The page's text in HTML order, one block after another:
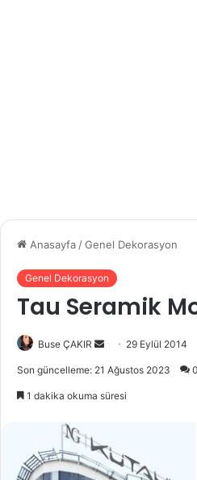
Anasayfa /Genel Dekorasyon
Genel Dekorasyon
Tau Seramik
Buse ÇAKIR
e
o
29 Eylül 2014
Son güncelleme: 21 Ağustos 2023 0
1 dakika okuma süresi